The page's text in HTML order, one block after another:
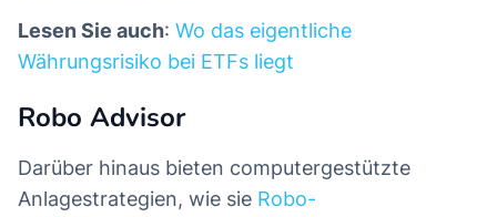
Lesen Sie auch: Wo das eigentliche
Währungsrisiko bei ETFs liegt
Robo Advisor
Darüber hinaus bieten computergestützte
Anlagestrategien, wie sie Robo-